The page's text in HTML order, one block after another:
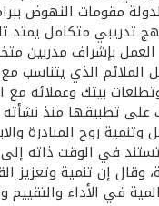
مقومات النهوض
تدريبي متكامل يمتد
العمل بإشراف
الملائم الذي يتناسب
بيتك وعملائه
على تطبيقها منذ
روح المبادرة
في الوقت ذاته
إن تنمية وتعزيز
في الأداء